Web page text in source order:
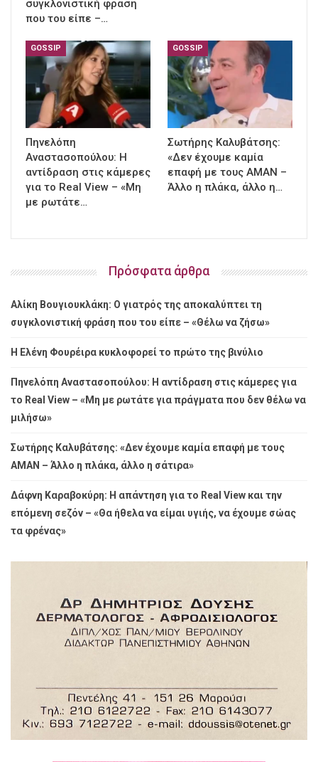
συγκλονιστική φράση
που του είπε –…
GOSSIP
Πηνελόπη
Αναστασοπούλου: Η
αντίδραση στις κάμερες
για το Real View – «Μη
με ρωτάτε…
GOSSIP
Σωτήρης Καλυβάτσης:
«Δεν έχουμε καμία
επαφή με τους ΑΜΑΝ –
Άλλο η πλάκα, άλλο η…
Πρόσφατα άρθρα
Αλίκη Βουγιουκλάκη: Ο γιατρός της αποκαλύπτει τη
συγκλονιστική φράση που του είπε – «Θέλω να ζήσω»
Η Ελένη Φουρέιρα κυκλοφορεί το πρώτο της βινύλιο
Πηνελόπη Αναστασοπούλου: Η αντίδραση στις κάμερες για
το Real View – «Μη με ρωτάτε για πράγματα που δεν θέλω να
μιλήσω»
Σωτήρης Καλυβάτσης: «Δεν έχουμε καμία επαφή με τους
ΑΜΑΝ – Άλλο η πλάκα, άλλο η σάτιρα»
Δάφνη Καραβοκύρη: Η απάντηση για το Real View και την
επόμενη σεζόν – «Θα ήθελα να είμαι υγιής, να έχουμε σώας
τα φρένας»